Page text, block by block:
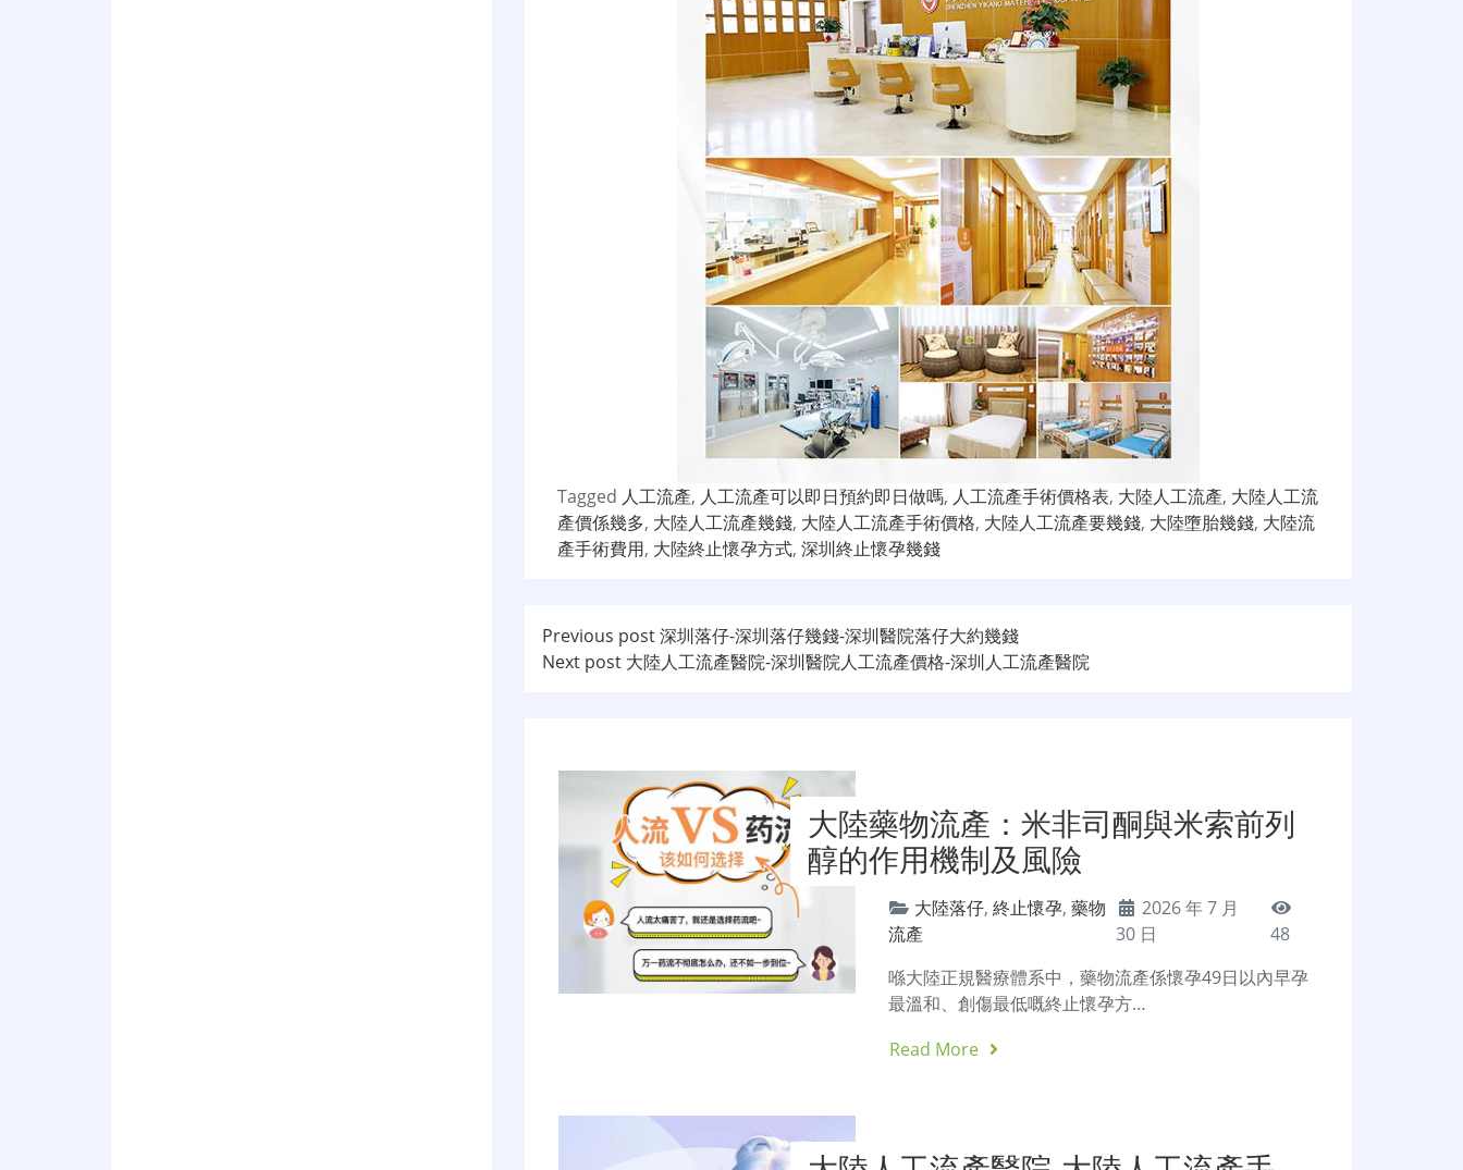
Tagged 人工流產, 人工流產可以即日預約即日做嗎, 人工流產手術價格表, 大陸人工流產, 大陸人工流
產價係幾多, 大陸人工流產幾錢, 大陸人工流產手術價格, 大陸人工流產要幾錢, 大陸墮胎幾錢, 大陸流
產手術費用, 大陸終止懷孕方式, 深圳終止懷孕幾錢
文
章
航
Previous post深圳落仔-深圳落仔幾錢-深圳醫院落仔大約幾錢
Next post 大陸人工流產醫院-深圳醫院人工流產價格-深圳人工流產醫院
大陸藥物流產：米非司酮與米索前列
醇的作用機制及風險
大陸落仔,終止懷孕,藥物
流產
2026 年 7 月
30 日
48
喺大陸正規醫療體系中，藥物流產係懷孕49日以內早孕
最溫和、創傷最低嘅終止懷孕方…
Read More